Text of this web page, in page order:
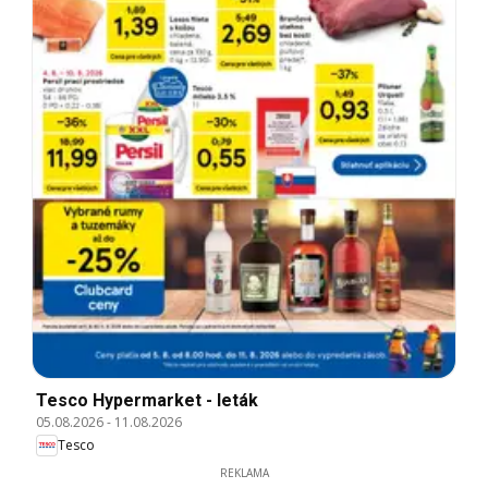
Tesco Hypermarket - leták
05.08.2026- 11.08.2026
Tesco
REKLAMA